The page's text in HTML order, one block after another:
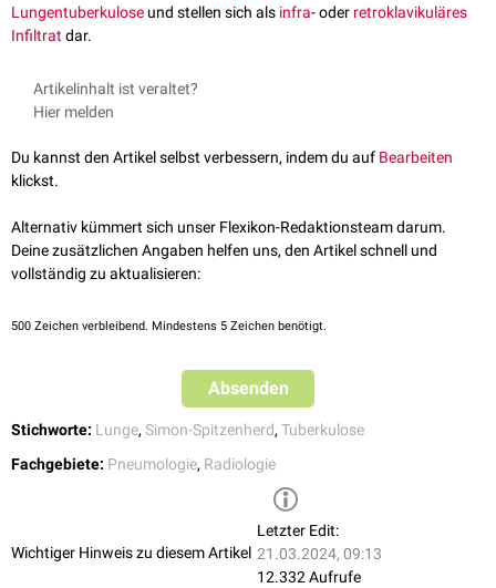
Lungentuberkulose und stellen sich als infra- oder retroklavikuläres
Infiltratdar.
Artikelinhalt ist veraltet?
Hier melden
Du kannst den Artikel selbst verbessern, indem du auf Bearbeiten
klickst.
Alternativ kümmert sich unser Flexikon-Redaktionsteam darum.
Deine zusätzlichen Angaben helfen uns, den Artikel schnell und
vollständig zu aktualisieren:
500 Zeichen verbleibend. Mindestens 5 Zeichen benötigt.
Absenden
Stichworte: Lunge, Simon-Spitzenherd, Tuberkulose
Fachgebiete: Pneumologie, Radiologie
Wichtiger Hinweis zu diesem Artikel
Letzter Edit:
21.03.2024, 09:13
12.332 Aufrufe